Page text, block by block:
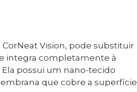
Vision, pode substituir
integra completamente à
possui um nano-tecido
que cobre a superfície